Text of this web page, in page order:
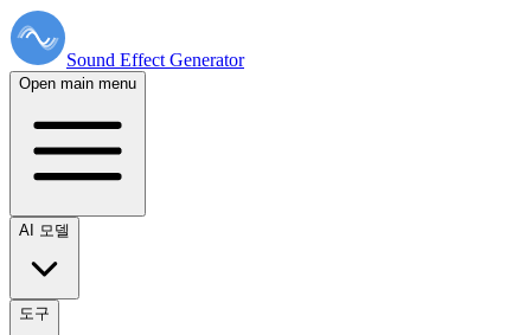
Sound Effect Generator
Open main menu
AI 모델
도구